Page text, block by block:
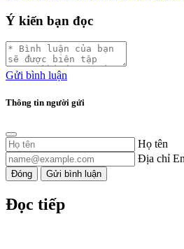
Ý kiến bạn đọc
Gửi bình luận
Thông tin người gửi
Họ tên
Địa chỉ
Đóng Gửi bình luận
Đọc tiếp